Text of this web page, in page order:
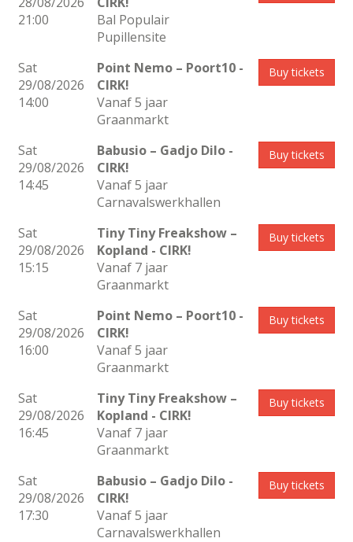
21:00
Bal Populair
Pupillensite
Sat
29/08/2026
14:00
Point Nemo – Poort10 -
CIRK!
Vanaf 5 jaar
Graanmarkt
Buy tickets
Sat
29/08/2026
14:45
Babusio – Gadjo Dilo -
CIRK!
Vanaf 5 jaar
Carnavalswerkhallen
Buy tickets
Sat
29/08/2026
15:15
Tiny Tiny Freakshow –
Kopland - CIRK!
Vanaf 7 jaar
Graanmarkt
Buy tickets
Sat
29/08/2026
16:00
Point Nemo – Poort10 -
CIRK!
Vanaf 5 jaar
Graanmarkt
Buy tickets
Sat
29/08/2026
16:45
Tiny Tiny Freakshow –
Kopland - CIRK!
Vanaf 7 jaar
Graanmarkt
Buy tickets
Sat
29/08/2026
17:30
Babusio – Gadjo Dilo -
CIRK!
Vanaf 5 jaar
Carnavalswerkhallen
Buy tickets